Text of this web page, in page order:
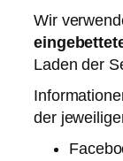
Wir
Laden der
der